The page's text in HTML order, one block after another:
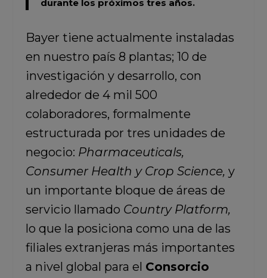
durante los próximos tres años.
Bayer tiene actualmente instaladas
en nuestro país 8 plantas; 10 de
investigación y desarrollo, con
alrededor de 4 mil 500
colaboradores, formalmente
estructurada por tres unidades de
negocio: Pharmaceuticals,
Consumer Health y Crop Science, y
un importante bloque de áreas de
servicio llamado Country Platform,
lo que la posiciona como una de las
filiales extranjeras más importantes
a nivel global para el Consorcio